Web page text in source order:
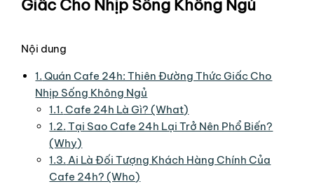
Giấc Cho Nhịp Sống Không Ngủ
Nội dung
1. Quán Cafe 24h: Thiên Đường Thức Giấc Cho
Nhịp Sống Không Ngủ
1.1. Cafe 24h Là Gì? (What)
1.2. Tại Sao Cafe 24h Lại Trở Nên Phổ Biến?
(Why)
1.3. Ai Là Đối Tượng Khách Hàng Chính Của
Cafe 24h? (Who)